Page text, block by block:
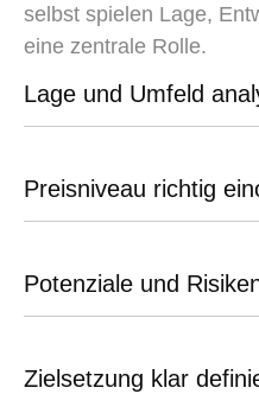
selbst spielen Lage,
eine zentrale Rolle.
Lage und Umfeld
Preisniveau richtig
Potenziale und
Zielsetzung klar